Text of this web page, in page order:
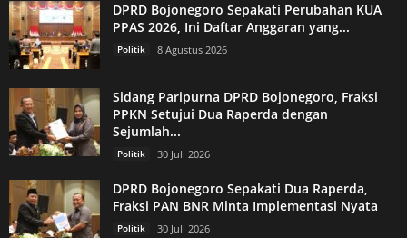
DPRD Bojonegoro Sepakati Perubahan KUA
PPAS 2026, Ini Daftar Anggaran yang...
Politik 8 Agustus 2026
Sidang Paripurna DPRD Bojonegoro, Fraksi
PPKN Setujui Dua Raperda dengan
Sejumlah...
Politik 30 Juli 2026
DPRD Bojonegoro Sepakati Dua Raperda,
Fraksi PAN BNR Minta Implementasi Nyata
Politik 30 Juli 2026